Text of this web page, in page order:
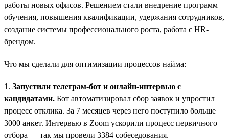
работы новых офисов. Решением стали внедрение программ
обучения, повышения квалификации, удержания сотрудников,
создание системы профессионального роста, работа с HR-
брендом.
Что мы сделали для оптимизации процессов найма:
1. Запустили телеграм-бот и онлайн-интервью с
кандидатами. Бот автоматизировал сбор заявок и упростил
процесс отклика. За 7 месяцев через него поступило больше
3000 анкет. Интервью в Zoom ускорили процесс первичного
отбора — так мы провели 3384 собеседования.